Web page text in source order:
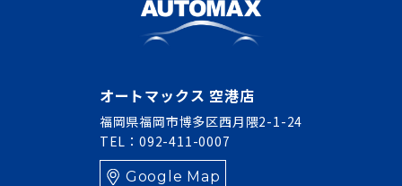
オートマックス 空港店
福岡県福岡市博多区西月隈2-1-24
TEL：092-411-0007
Google Map